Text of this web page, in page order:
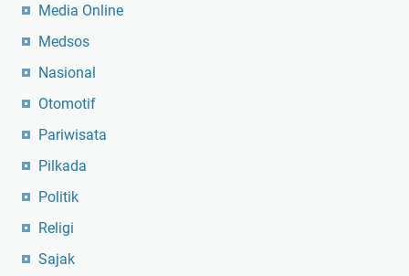
Media Online
Medsos
Nasional
Otomotif
Pariwisata
Pilkada
Politik
Religi
Sajak